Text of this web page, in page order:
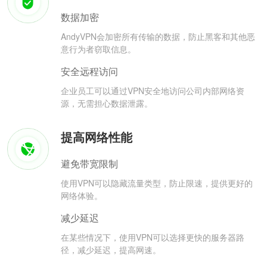
数据加密
AndyVPN会加密所有传输的数据，防止黑客和其他恶
意行为者窃取信息。
安全远程访问
企业员工可以通过VPN安全地访问公司内部网络资
源，无需担心数据泄露。
提高网络性能
避免带宽限制
使用VPN可以隐藏流量类型，防止限速，提供更好的
网络体验。
减少延迟
在某些情况下，使用VPN可以选择更快的服务器路
径，减少延迟，提高网速。